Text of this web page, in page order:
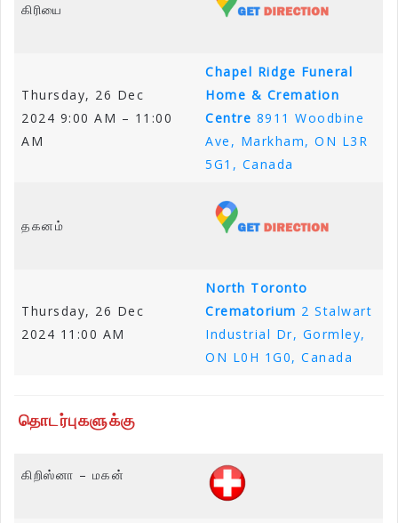
கிரியை
Thursday, 26 Dec
2024 9:00 AM – 11:00
AM
Chapel Ridge Funeral
Home & Cremation
Centre 8911 Woodbine
Ave, Markham, ON L3R
5G1, Canada
தகனம்
Thursday, 26 Dec
2024 11:00 AM
North Toronto
Crematorium 2 Stalwart
Industrial Dr, Gormley,
ON L0H 1G0, Canada
தொடர்புகளுக்கு
கிறிஸ்னா – மகன்